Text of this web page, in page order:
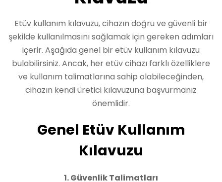
Etüv kullanım kılavuzu, cihazın doğru ve güvenli bir
şekilde kullanılmasını sağlamak için gereken adımları
içerir. Aşağıda genel bir etüv kullanım kılavuzu
bulabilirsiniz. Ancak, her etüv cihazı farklı özelliklere
ve kullanım talimatlarına sahip olabileceğinden,
cihazın kendi üretici kılavuzuna başvurmanız
önemlidir.
Genel Etüv Kullanım
Kılavuzu
1. Güvenlik Talimatları